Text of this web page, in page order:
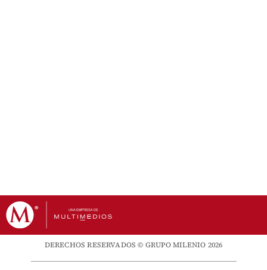
DERECHOS RESERVADOS © GRUPO MILENIO 2026